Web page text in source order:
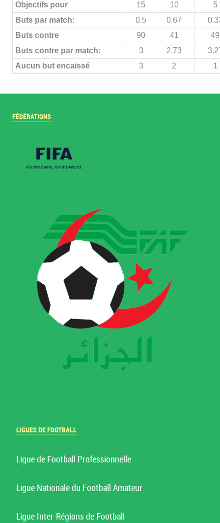
Objectifs pour
15 10
5
Buts par match:
0.5 0.67
Buts contre
90 41
49
Buts contre par match:
3 2.73
Aucun but encaissé
3 2 1
FÉDÉRATIONS
LIGUES DE FOOTBALL
Ligue de Football Professionnelle
Ligue Nationale du Football Amateur
Ligue Inter-Régions de Football